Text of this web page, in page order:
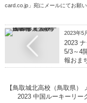
card.co.jp 」宛にメールにてお願い
2023年5
2023
5/3～4
報おま
【鳥取城北高校（鳥取県）
2023 中国ルーキーリー